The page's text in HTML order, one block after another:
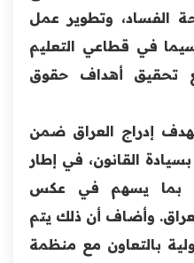
الفساد، وتطوير عمل
في قطاعي التعليم
تحقيق أهداف حقوق
إدراج العراق ضمن
القانون، في إطار
بما يسهم في عكس
وأضاف أن ذلك يتم
بالتعاون مع منظمة